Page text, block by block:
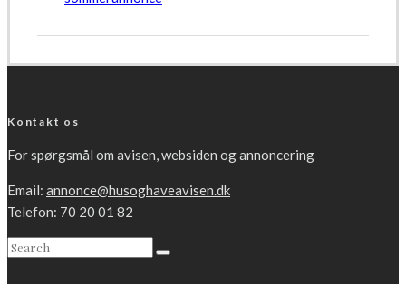
Kontakt os
For spørgsmål om avisen, websiden og annoncering
Email: annonce@husoghaveavisen.dk
Telefon: 70 20 01 82